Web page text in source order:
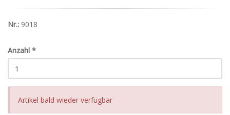
Nr.: 9018
Anzahl *
Artikel bald wieder verfügbar